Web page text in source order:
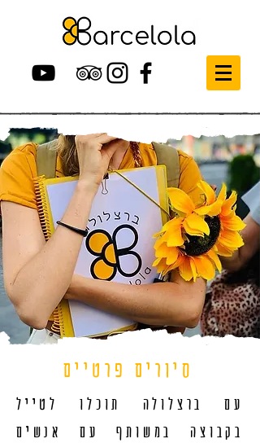
סיורים פרטיים
עם ברצלולה תוכלו לטייל
בקבוצה במשותף עם אנשים